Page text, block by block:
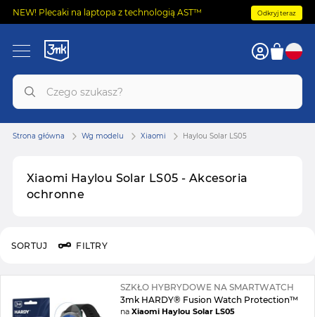
NEW! Plecaki na laptopa z technologią AST™ Odkryj teraz
Xiaomi Haylou Solar LS05 - Akcesoria
ochronne
Strona główna Wg modelu Xiaomi Haylou Solar LS05
FILTRY
SORTUJ
SZKŁO HYBRYDOWE NA SMARTWATCH
3mk HARDY® Fusion Watch Protection™
naXiaomi Haylou Solar LS05